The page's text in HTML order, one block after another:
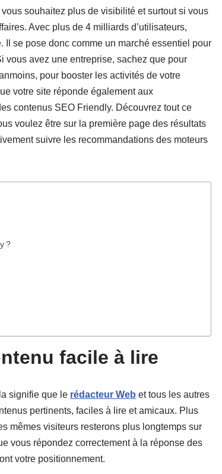
souhaitez plus de visibilité et surtout si vous
Avec plus de 4 milliards d’utilisateurs,
Il se pose donc comme un marché essentiel pour
vous avez une entreprise, sachez que pour
pour booster les activités de votre
votre site réponde également aux
contenus SEO Friendly. Découvrez tout ce
voulez être sur la première page des résultats
suivre les recommandations des moteurs
?
facile à lire
signifie que le rédacteur Web et tous les autres
pertinents, faciles à lire et amicaux. Plus
mêmes visiteurs resterons plus longtemps sur
vous répondez correctement à la réponse des
votre positionnement.